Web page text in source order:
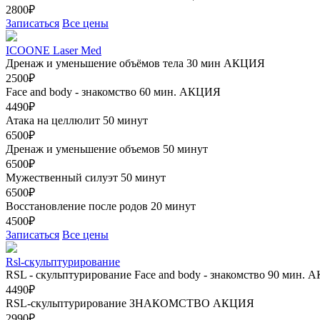
2800₽
Записаться Все цены
ICOONE Laser Med
Дренаж и уменьшение объёмов тела 30 мин АКЦИЯ
2500₽
Face and body - знакомство 60 мин. АКЦИЯ
4490₽
Атака на целлюлит 50 минут
6500₽
Дренаж и уменьшение объемов 50 минут
6500₽
Мужественный силуэт 50 минут
6500₽
Восстановление после родов 20 минут
4500₽
Записаться Все цены
Rsl-скульптурирование
RSL - скульптурирование Face and body - знакомство 90 мин.
4490₽
RSL-скульптурирование ЗНАКОМСТВО АКЦИЯ